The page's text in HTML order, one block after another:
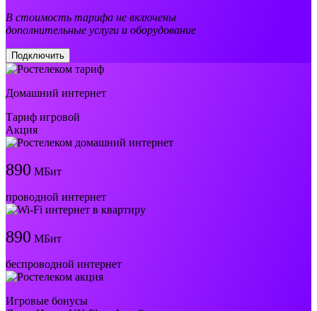
В стоимость тарифа не включены
дополнительные услуги и оборудование
Подключить
Домашний интернет
Тариф игровой
Акция
890 МБит
проводной интернет
890 МБит
беспроводной интернет
Игровые бонусы